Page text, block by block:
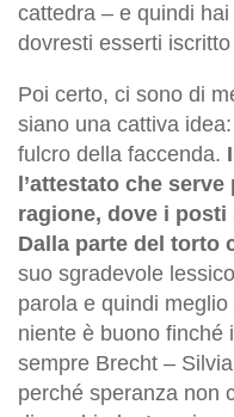
cattedra – e quindi
dovresti esserti
Poi certo, ci sono di
siano una cattiva
fulcro della faccenda.
l’attestato che
ragione, dove i
Dalla parte del torto
suo sgradevole
parola e quindi
niente è buono finché
sempre Brecht –
perché speranza non